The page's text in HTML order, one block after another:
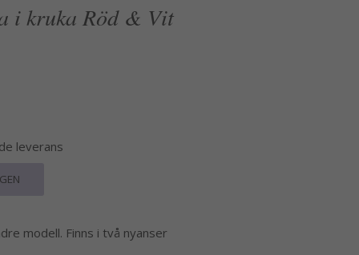
i kruka Röd & Vit
leverans
modell. Finns i två nyanser